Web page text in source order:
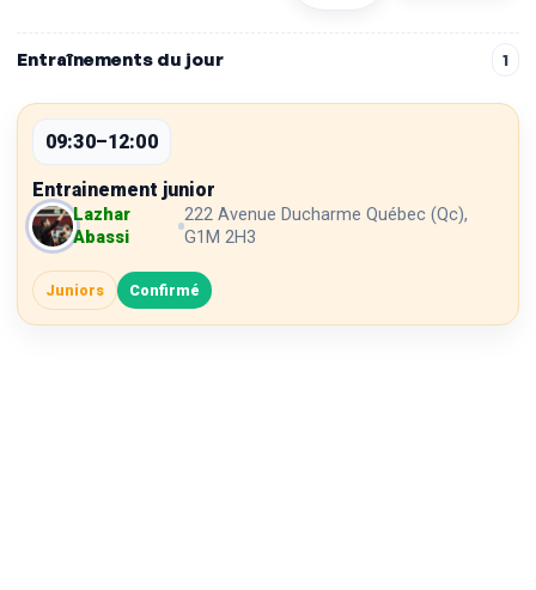
Entraînements du jour 1
09:30–12:00
Entrainement junior
Lazhar
Abassi
222 Avenue Ducharme Québec (Qc),
G1M 2H3
Juniors Confirmé